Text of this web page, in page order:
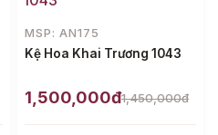
MSP: AN175
Kệ Hoa Khai Trương 1043
1,500,000đ1,450,000đ